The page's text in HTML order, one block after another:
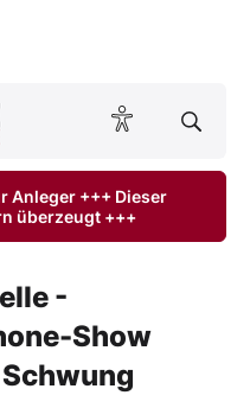
Anleger +++ Dieser
überzeugt +++
-
Show